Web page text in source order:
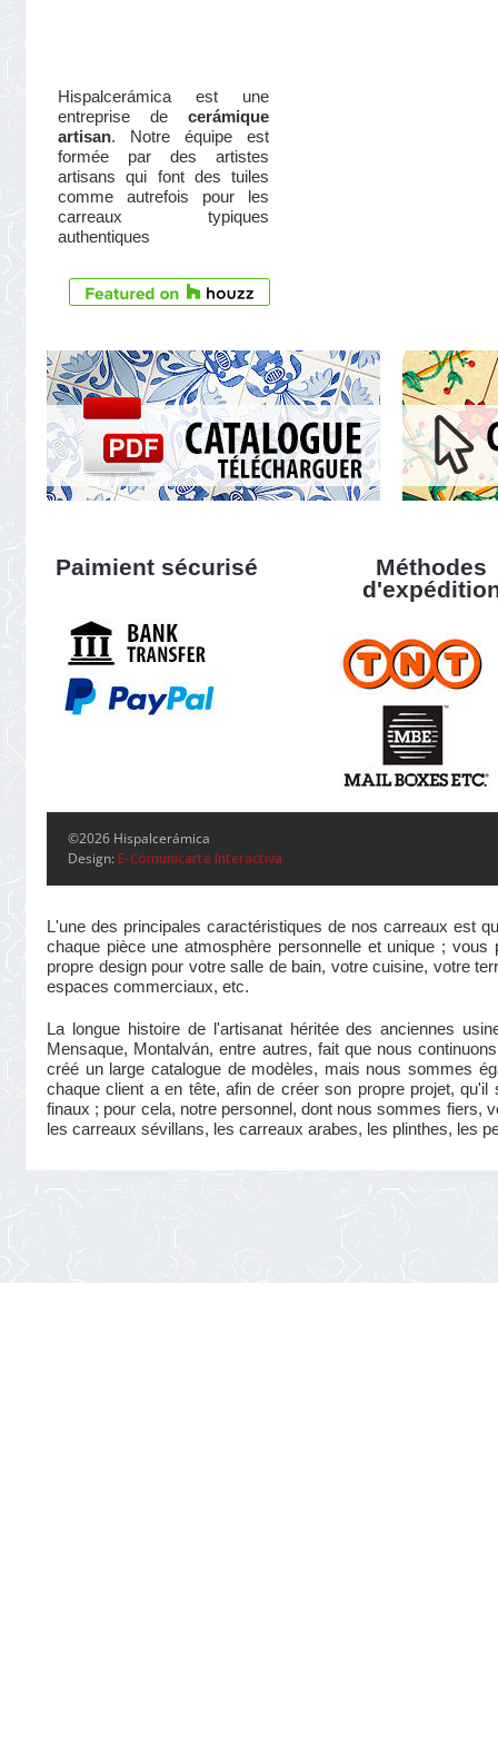
Hispalcerámica est une
entreprise de cerámique
artisan. Notre équipe est
formée par des artistes
artisans qui font des tuiles
comme autrefois pour les
carreaux typiques
authentiques
Paimient sécurisé
Méthodes
©2026 Hispalcerámica
Design: E-Comunicarte Interactiva
L'une des principales caractéristiques de nos carreaux est
chaque pièce une atmosphère personnelle et unique ;
propre design pour votre salle de bain, votre cuisine, votre
espaces commerciaux, etc.
La longue histoire de l'artisanat héritée des anciennes
Mensaque, Montalván, entre autres, fait que nous
créé un large catalogue de modèles, mais nous sommes
chaque client a en tête, afin de créer son propre projet,
finaux ; pour cela, notre personnel, dont nous sommes fiers,
les carreaux sévillans, les carreaux arabes, les plinthes, les